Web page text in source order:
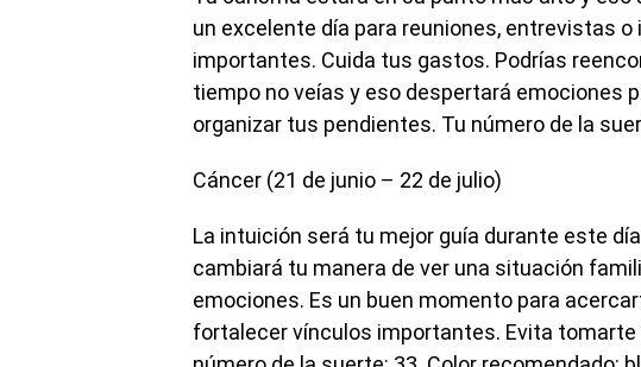
un excelente día para reuniones, entrevistas
importantes. Cuida tus gastos. Podrías
tiempo no veías y eso despertará emociones
organizar tus pendientes. Tu número de la
Cáncer (21 de junio – 22 de julio)
La intuición será tu mejor guía durante este
cambiará tu manera de ver una situación
emociones. Es un buen momento para
fortalecer vínculos importantes. Evita tomarte